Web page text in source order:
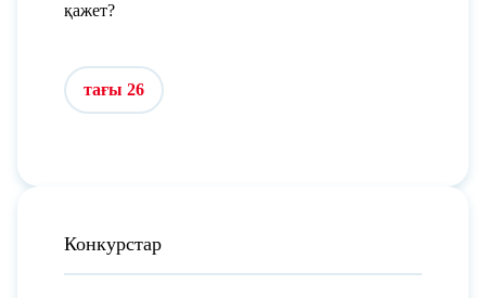
қажет?
тағы 26
Конкурстар